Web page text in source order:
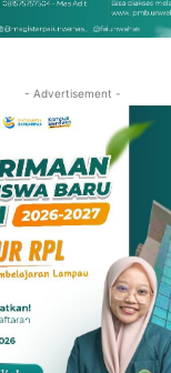
- Advertisement -